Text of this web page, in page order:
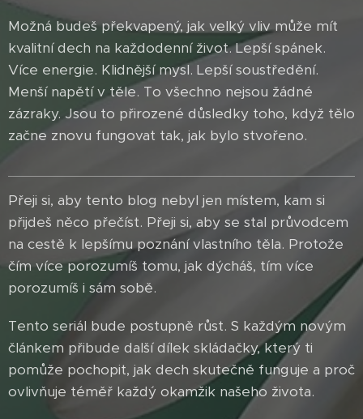
Možná budeš překvapený, jak velký vliv může mít
kvalitní dech na každodenní život. Lepší spánek.
Více energie. Klidnější mysl. Lepší soustředění.
Menší napětí v těle. To všechno nejsou žádné
zázraky. Jsou to přirozené důsledky toho, když tělo
začne znovu fungovat tak, jak bylo stvořeno.
Přeji si, aby tento blog nebyl jen místem, kam si
přijdeš něco přečíst. Přeji si, aby se stal průvodcem
na cestě k lepšímu poznání vlastního těla. Protože
čím více porozumíš tomu, jak dýcháš, tím více
porozumíš i sám sobě.
Tento seriál bude postupně růst. S každým novým
článkem přibude další dílek skládačky, který ti
pomůže pochopit, jak dech skutečně funguje a proč
ovlivňuje téměř každý okamžik našeho života.